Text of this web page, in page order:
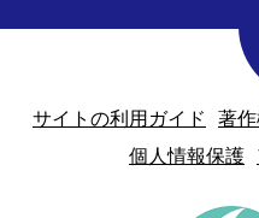
サイトの利用ガイド
著
個人情報保護